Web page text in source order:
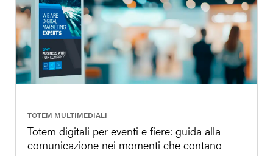
Totem digitali per eventi e fiere: guida alla
comunicazione nei momenti che contano
TOTEM MULTIMEDIALI